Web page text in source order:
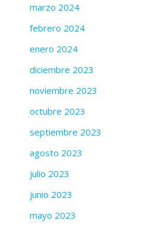
marzo 2024
febrero 2024
enero 2024
diciembre 2023
noviembre 2023
octubre 2023
septiembre 2023
agosto 2023
julio 2023
junio 2023
mayo 2023